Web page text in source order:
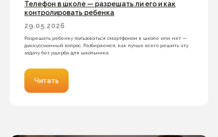
Телефон в школе — разрешать ли его и как
контролировать ребенка
29.05.2026
Разрешать ребенку пользоваться смартфоном в школе или нет —
дискуссионный вопрос. Разбираемся, как лучше всего решить эту
задачу без ущерба для школьника.
Читать